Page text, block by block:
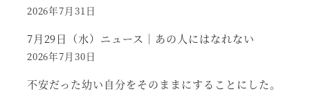
2026年7月31日
7月29日（水）ニュース｜あの人にはなれない
2026年7月30日
不安だった幼い自分をそのままにすることにした。